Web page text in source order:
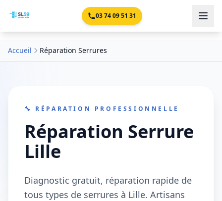
03 74 09 51 31
Accueil Réparation Serrures
🔧 RÉPARATION PROFESSIONNELLE
Réparation Serrure
Lille
Diagnostic gratuit, réparation rapide de
tous types de serrures à Lille. Artisans